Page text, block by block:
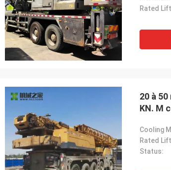
20 à
KN. M
Cooling
Status: